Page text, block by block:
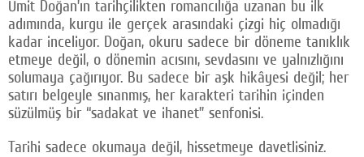
Ümit Doğan’ın tarihçilikten romancılığa uzanan bu ilk
adımında, kurgu ile gerçek arasındaki çizgi hiç olmadığı
kadar inceliyor. Doğan, okuru sadece bir döneme tanıklık
etmeye değil, o dönemin acısını, sevdasını ve yalnızlığını
solumaya çağırıyor. Bu sadece bir aşk hikâyesi değil; her
satırı belgeyle sınanmış, her karakteri tarihin içinden
süzülmüş bir “sadakat ve ihanet” senfonisi.
Tarihi sadece okumaya değil, hissetmeye davetlisiniz.